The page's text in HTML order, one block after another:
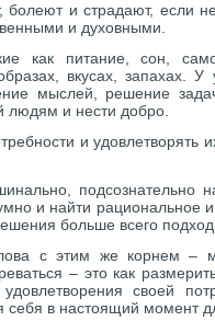
болеют и страдают, если
и духовными.
как питание, сон,
вкусах, запахах.
мыслей, решение
людям и нести добро.
и удовлетворять
подсознательно
и найти рациональное
больше всего
с этим же корнем –
– это как
своей
в настоящий момент